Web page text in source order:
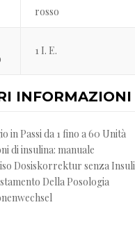
rosso
1 I. E.
INFORMAZIONI
in Passi da 1 fino a 60 Unità
di insulina: manuale
Dosiskorrektur senza
Della Posologia